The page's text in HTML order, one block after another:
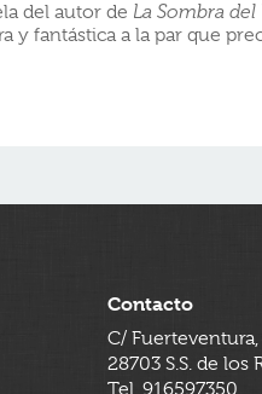
del autor de La Sombra
y fantástica a la par que
Contacto
C/ Fuerteventura,
28703 S.S. de los
Tel. 916597350